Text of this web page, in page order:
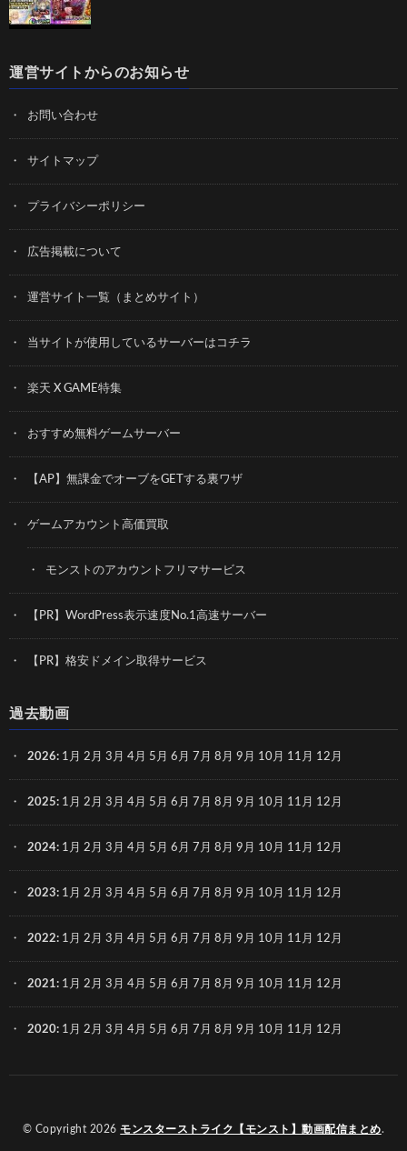
運営サイトからのお知らせ
お問い合わせ
サイトマップ
プライバシーポリシー
広告掲載について
運営サイト一覧（まとめサイト）
当サイトが使用しているサーバーはコチラ
楽天 X GAME特集
おすすめ無料ゲームサーバー
【AP】無課金でオーブをGETする裏ワザ
ゲームアカウント高価買取
モンストのアカウントフリマサービス
【PR】WordPress表示速度No.1高速サーバー
【PR】格安ドメイン取得サービス
過去動画
2026: 1月 2月 3月 4月 5月 6月 7月 8月 9月 10月 11月 12月
2025: 1月 2月 3月 4月 5月 6月 7月 8月 9月 10月 11月 12月
2024: 1月 2月 3月 4月 5月 6月 7月 8月 9月 10月 11月 12月
2023: 1月 2月 3月 4月 5月 6月 7月 8月 9月 10月 11月 12月
2022: 1月 2月 3月 4月 5月 6月 7月 8月 9月 10月 11月 12月
2021: 1月 2月 3月 4月 5月 6月 7月 8月 9月 10月 11月 12月
2020: 1月 2月 3月 4月 5月 6月 7月 8月 9月 10月 11月 12月
© Copyright 2026 モンスターストライク【モンスト】動画配信まとめ.